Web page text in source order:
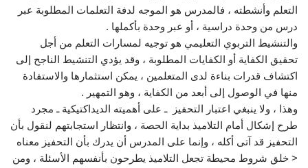
التعلم وأنشطته ، فالمدرس هو الموجه لدفة التعلمات المطلوبة عبر
درس من وحدة دراسية ، أو عبر وحدة بأكملها .
والتنشيط التربوي التعليمي هو توجيه لمسارات التعلم من أجل
تحقيق الكفاية أو الكفايات المطلوبة ، وقد يؤدي التنشيط الناجح إلى
اكتشاف قدرات بناءة لدى المتعلمين ، يمكن استثمارها والاستفادة
منها في الوصول إلى أبعد من الكفاية ، وهو التمهير .
وهذا ، ولا ينبغي اعتبار التحفيز ـ على أهميته الديداكتيكية ـ مجرد
طرح إشكال أمام التلاميذ بداية الحصة ، وانتظار استجابتهم لنقول بأن
التحفيز قد آتى أكله ، وإنما على المدرس أن يدرك بأن التحفيز معناه
< خلق شروط محيطة تجعل التلاميذ يطرحون بأنفسهم الأسئلة ، ومن